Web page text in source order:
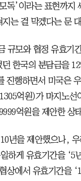
독’이라는 표현까지
는 걸 막겠다는 문
규모와 협정 유효기
한국의 분담금을
진행하면서 미국은
억원)가 마지노선
억원을 제안한 상
년을 제안했으나,
하게 유효기간을 ‘5
상에서 유효기간을